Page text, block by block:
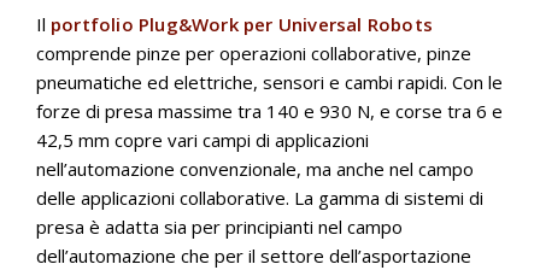
Il portfolio Plug&Work per Universal Robots
comprende pinze per operazioni collaborative, pinze
pneumatiche ed elettriche, sensori e cambi rapidi. Con le
forze di presa massime tra 140 e 930 N, e corse tra 6 e
42,5 mm copre vari campi di applicazioni
nell’automazione convenzionale, ma anche nel campo
delle applicazioni collaborative. La gamma di sistemi di
presa è adatta sia per principianti nel campo
dell’automazione che per il settore dell’asportazione